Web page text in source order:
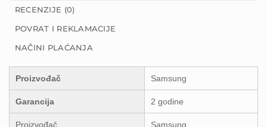
RECENZIJE (0)
POVRAT I REKLAMACIJE
NAČINI PLAĆANJA
Proizvođač Samsung
Garancija 2 godine
Proizvođač Samsung